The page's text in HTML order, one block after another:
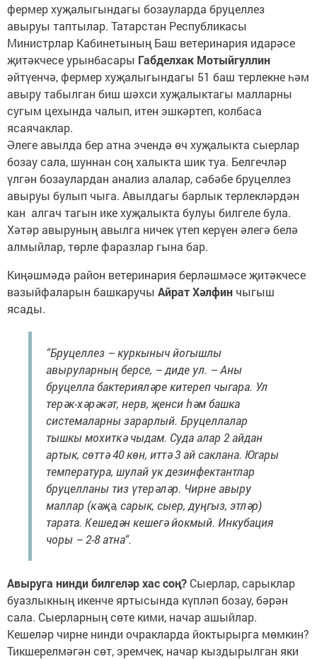
фермер хуҗалыгындагы бозауларда бруцеллез
авыруы таптылар. Татарстан Республикасы
Министрлар Кабинетының Баш ветеринария идарәсе
җитәкчесе урынбасары Габделхак Мотыйгуллин
әйтүенчә, фермер хуҗалыгындагы 51 баш терлекне һәм
авыру табылган биш шәхси хуҗалыктагы малларны
сугым цехында чалып, итен эшкәртеп, колбаса
ясаячаклар.
Әлеге авылда бер атна эчендә өч хуҗалыкта сыерлар
бозау сала, шуннан соң халыкта шик туа. Белгечләр
үлгән бозаулардан анализ алалар, сәбәбе бруцеллез
авыруы булып чыга. Авылдагы барлык терлекләрдән
кан алгач тагын ике хуҗалыкта булуы билгеле була.
Хәтәр авыруның авылга ничек үтеп керүен әлегә белә
алмыйлар, төрле фаразлар гына бар.
Киңәшмәдә район ветеринария берләшмәсе җитәкчесе
вазыйфаларын башкаручы Айрат Хәлфин чыгыш
ясады.
“Бруцеллез – куркыныч йогышлы
авыруларның берсе, – диде ул. – Аны
бруцелла бактерияләре китереп чыгара. Ул
терәк-хәрәкәт, нерв, җенси һәм башка
системаларны зарарлый. Бруцеллалар
тышкы мохиткә чыдам. Суда алар 2 айдан
артык, сөттә 40 көн, иттә 3 ай саклана. Югары
температура, шулай ук дезинфектантлар
бруцелланы тиз үтерәләр. Чирне авыру
маллар (кәҗә, сарык, сыер, дуңгыз, этләр)
тарата. Кешедән кешегә йокмый. Инкубация
чоры – 2-8 атна“.
Авыруга нинди билгеләр хас соң? Сыерлар, сарыклар
буазлыкның икенче яртысында күпләп бозау, бәрән
сала. Сыерларның сөте кими, начар ашыйлар.
Кешеләр чирне нинди очракларда йоктырырга мөмкин?
Тикшерелмәгән сөт, эремчек, начар кыздырылган яки